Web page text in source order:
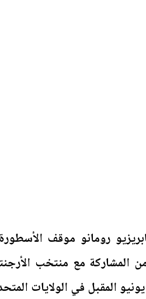
رومانو موقف
من المشاركة مع منتخب